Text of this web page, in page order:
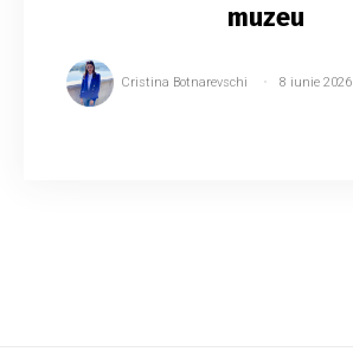
muzeu
Cristina Botnarevschi 8 iunie 2026